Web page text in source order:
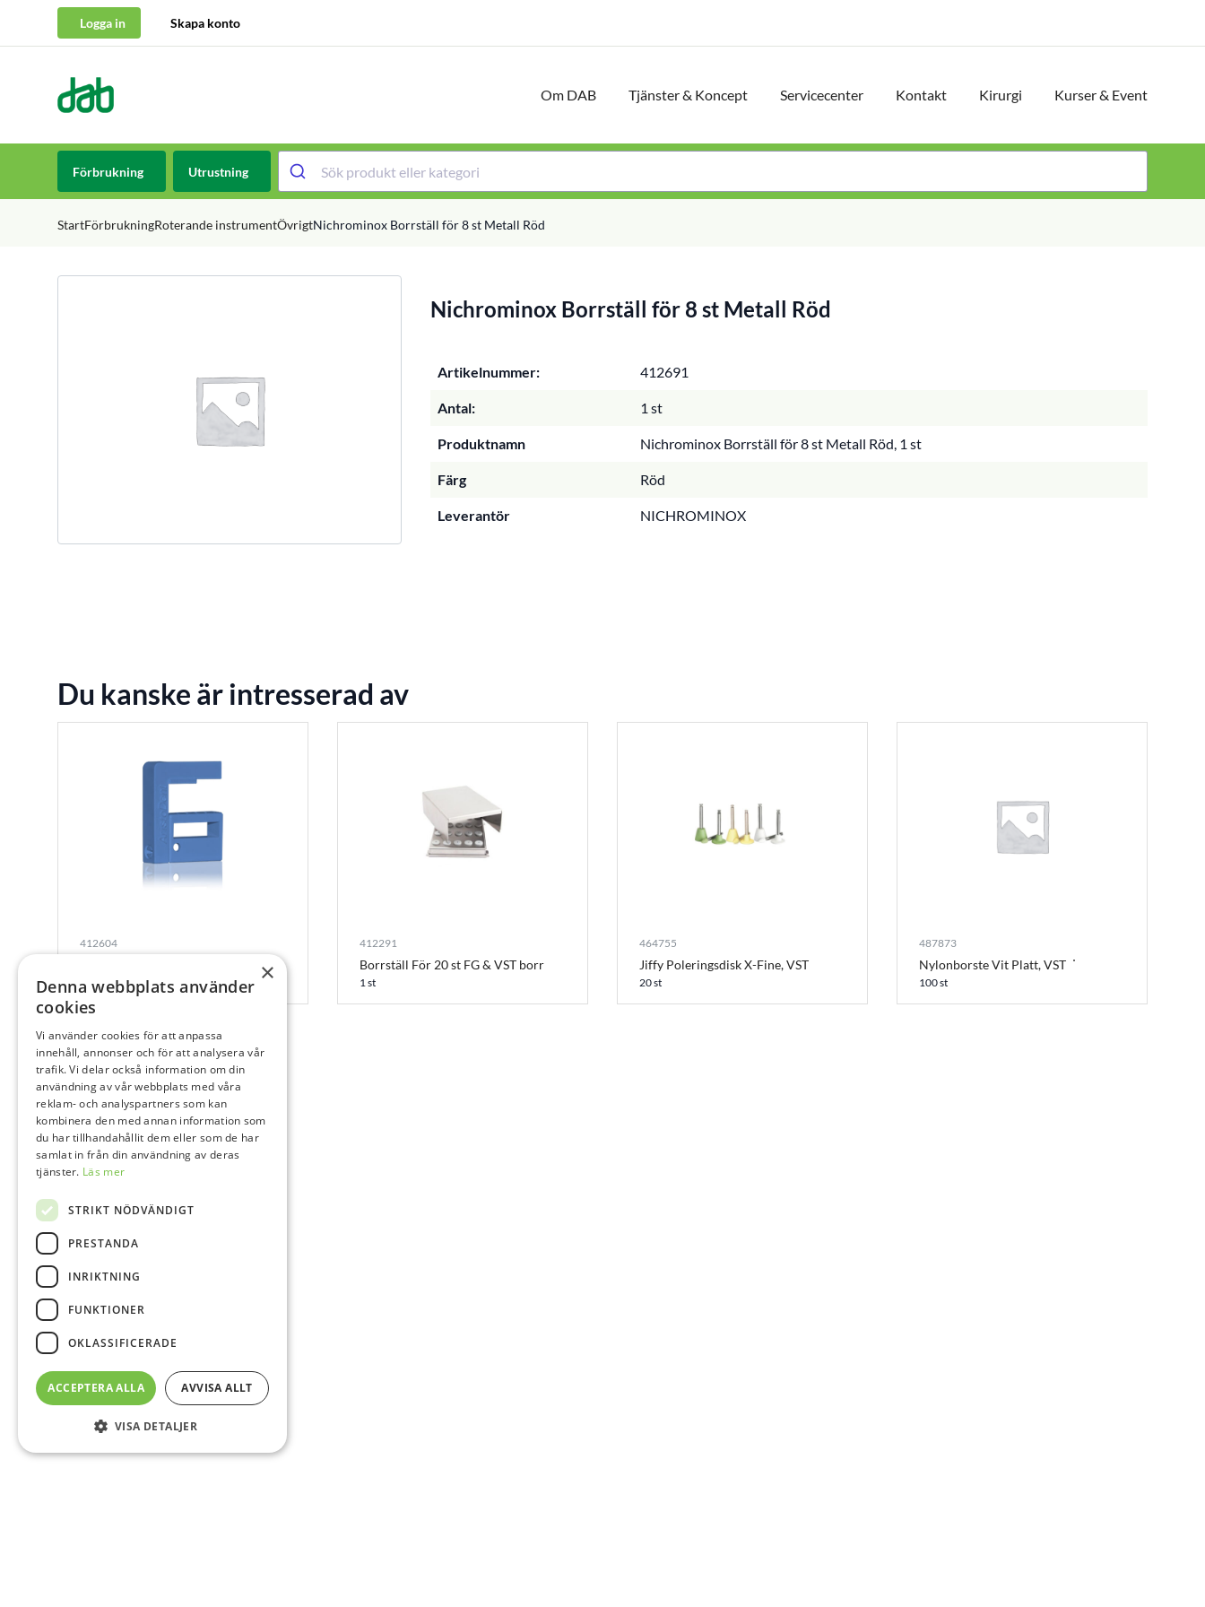
Logga in Skapa konto
DAB Dental Om DAB Tjänster & Koncept Servicecenter Kontakt Kirurgi Kurser & Event
Förbrukning Utrustning
StartFörbrukningRoterande instrumentÖvrigtNichrominox Borrställ för 8 st Metall Röd
Nichrominox Borrställ för 8 st Metall Röd
Artikelnummer: 412691
Antal: 1 st
Produktnamn Nichrominox Borrställ för 8 st Metall Röd, 1 st
Färg Röd
Leverantör NICHROMINOX
Du kanske är intresserad av
412604
1 st
412291
Borrställ För 20 st FG & VST borr
1 st
464755
Jiffy Poleringsdisk X-Fine, VST
20 st
487873
Nylonborste Vit Platt, VST
100 st
×
Denna webbplats använder
cookies
Vi använder cookies för att anpassa
innehåll, annonser och för att analysera vår
trafik. Vi delar också information om din
användning av vår webbplats med våra
reklam- och analyspartners som kan
kombinera den med annan information som
du har tillhandahållit dem eller som de har
samlat in från din användning av deras
tjänster. Läs mer
STRIKT NÖDVÄNDIGT
PRESTANDA
INRIKTNING
FUNKTIONER
OKLASSIFICERADE
ACCEPTERA ALLA AVVISA ALLT
VISA DETALJER